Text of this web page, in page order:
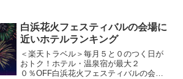
ら直通列車で約12分のJRユニバーサルシ
ティ駅や次の駅、桜島駅より...
白浜花火フェスティバルの会場に
近いホテルランキング
＜楽天トラベル＞毎月５と０のつく日が
おトク！ホテル・温泉宿が最大２
０％OFF白浜花火フェスティバルの会場